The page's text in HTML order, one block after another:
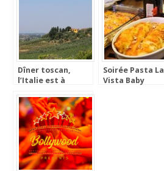
Dîner toscan,
l’Italie est à
Soirée Pasta La
Vista Baby